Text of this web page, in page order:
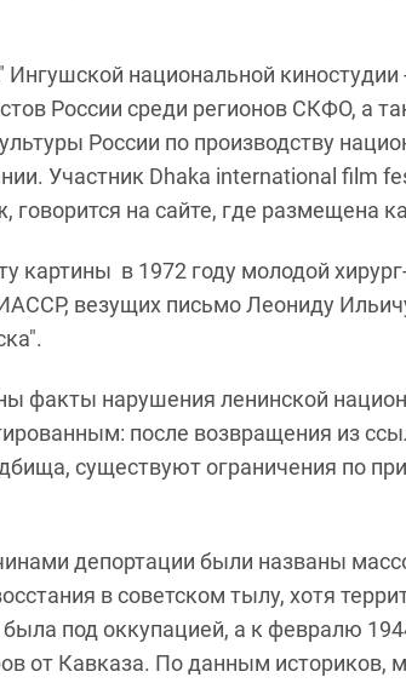
национальной киностудии
России среди регионов СКФО, а
России по производству
Участник Dhaka international film
на сайте, где размещена
картины в 1972 году молодой
везущих письмо Леониду
факты нарушения ленинской
после возвращения из
существуют ограничения по
депортации были названы
в советском тылу, хотя
была под оккупацией, а к февралю
от Кавказа. По данным историков,